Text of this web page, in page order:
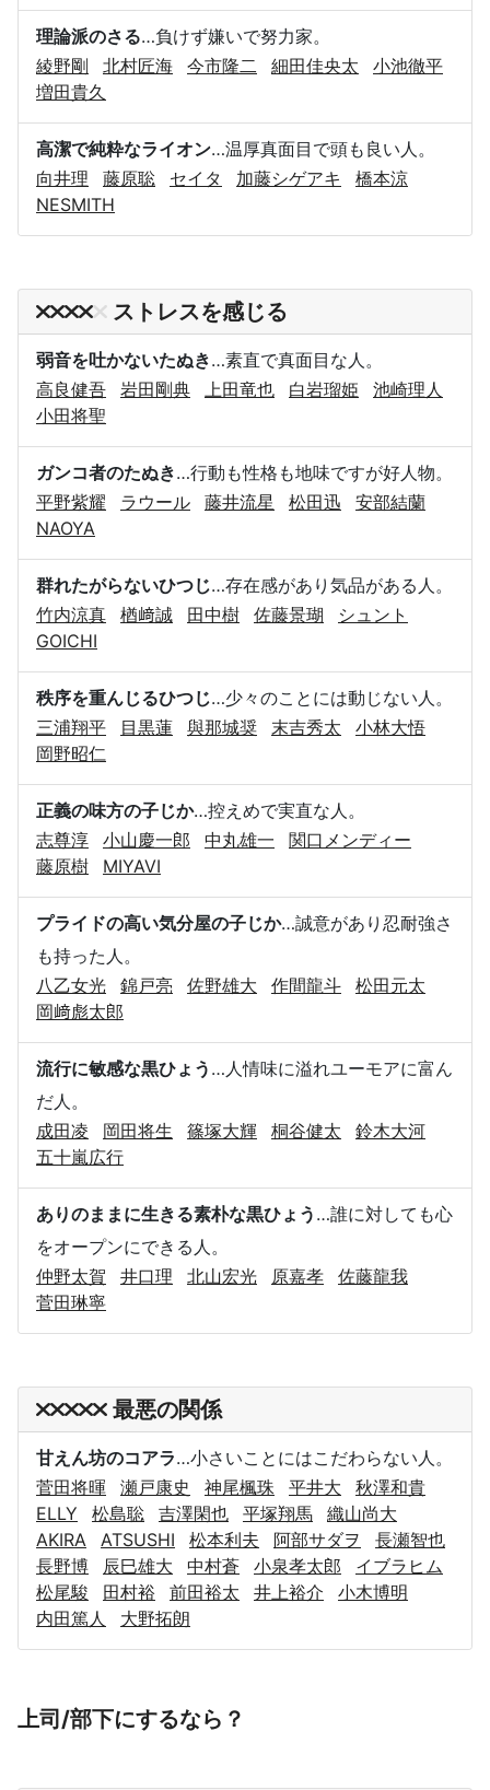
理論派のさる…負けず嫌いで努力家。
綾野剛
北村匠海 今市隆二 細田佳央太
小池徹平
増田貴久
高潔で純粋なライオン…温厚真面目で頭も良い人。
向井理
藤原聡 セイタ 加藤シゲアキ
橋本涼
NESMITH
ストレスを感じる
弱音を吐かないたぬき…素直で真面目な人。
高良健吾
岩田剛典 上田竜也 白岩瑠姫
池崎理人
小田将聖
ガンコ者のたぬき…行動も性格も地味ですが好人物。
平野紫耀
ラウール 藤井流星 松田迅
安部結蘭
NAOYA
群れたがらないひつじ…存在感があり気品がある人。
竹内涼真
楢﨑誠 田中樹 佐藤景瑚
シュント
GOICHI
秩序を重んじるひつじ…少々のことには動じない人。
三浦翔平
目黒蓮 與那城奨 末吉秀太
小林大悟
岡野昭仁
正義の味方の子じか…控えめで実直な人。
志尊淳
小山慶一郎 中丸雄一
関口メンディー
藤原樹
MIYAVI
プライドの高い気分屋の子じか…誠意があり忍耐強さ
も持った人。
八乙女光
錦戸亮 佐野雄大 作間龍斗
松田元太
岡﨑彪太郎
流行に敏感な黒ひょう …人情味に溢れユーモアに富ん
だ人。
成田凌
岡田将生 篠塚大輝 桐谷健太
鈴木大河
五十嵐広行
ありのままに生きる素朴な黒ひょう …誰に対しても心
をオープンにできる人。
仲野太賀
井口理 北山宏光 原嘉孝
佐藤龍我
菅田琳寧
最悪の関係
甘えん坊のコアラ…小さいことにはこだわらない人。
菅田将暉
瀬戸康史 神尾楓珠 平井大
秋澤和貴
ELLY
松島聡 吉澤閑也 平塚翔馬
織山尚大
AKIRA
ATSUSHI 松本利夫 阿部サダヲ
長瀬智也
長野博
辰巳雄大 中村蒼 小泉孝太郎
イブラヒム
松尾駿
田村裕 前田裕太 井上裕介
小木博明
内田篤人
大野拓朗
上司/部下にするなら？